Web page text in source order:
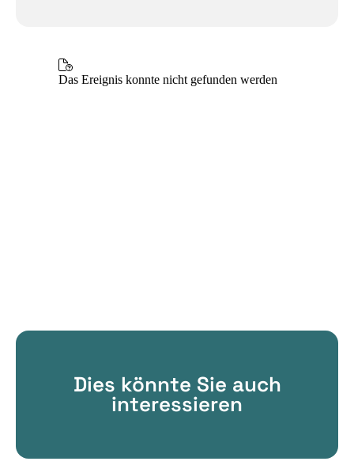
Dies könnte Sie auch
interessieren